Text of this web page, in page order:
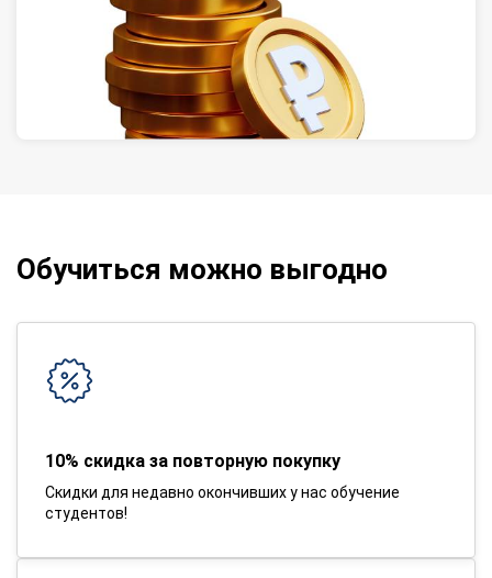
Обучиться можно выгодно
10% скидка за повторную покупку
Скидки для недавно окончивших у нас обучение
студентов!